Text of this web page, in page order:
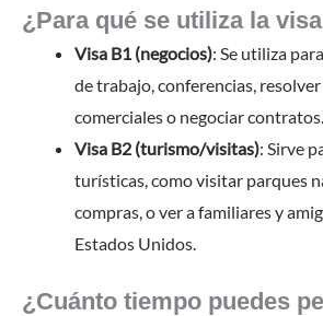
¿Para qué se utiliza la
Visa B1 (negocios): Se utiliza
de trabajo, conferencias,
comerciales o negociar contratos.
Visa B2 (turismo/visitas): Sirve
turísticas, como visitar parques
compras, o ver a familiares y
Estados Unidos.
¿Cuánto tiempo puedes